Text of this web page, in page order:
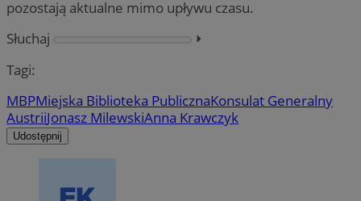
pozostają aktualne mimo upływu czasu.
Słuchaj
⏵︎
Tagi:
MBPMiejska Biblioteka PublicznaKonsulat Generalny
AustriiJonasz MilewskiAnna Krawczyk
Udostępnij